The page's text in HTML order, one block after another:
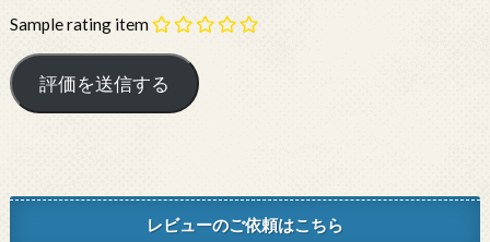
Sample rating item
レビューのご依頼はこちら